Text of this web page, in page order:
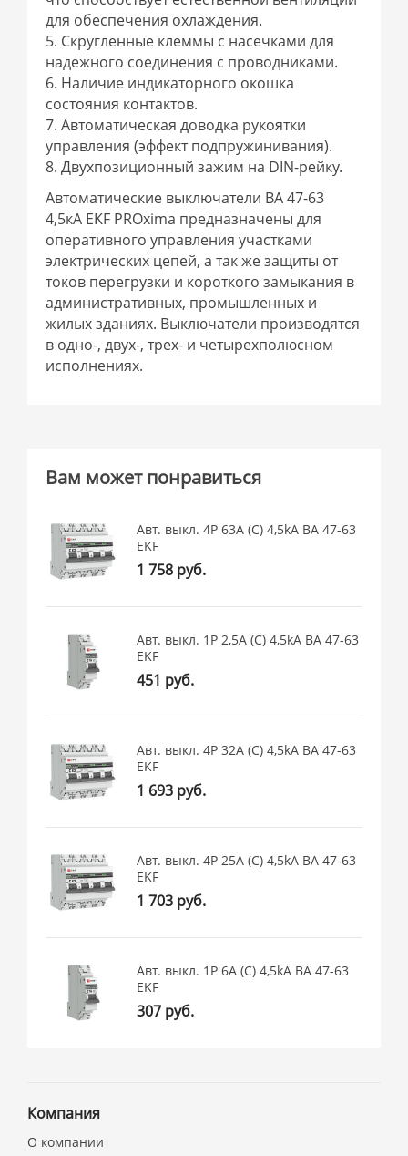
для обеспечения охлаждения.
5. Cкругленные клеммы с насечками для
надежного соединения с проводниками.
6. Наличие индикаторного окошка
состояния контактов.
7. Автоматическая доводка рукоятки
управления (эффект подпружинивания).
8. Двухпозиционный зажим на DIN-рейку.
Автоматические выключатели ВА 47-63
4,5кА EKF PROxima предназначены для
оперативного управления участками
электрических цепей, а так же защиты от
токов перегрузки и короткого замыкания в
административных, промышленных и
жилых зданиях. Выключатели производятся
в одно-, двух-, трех- и четырехполюсном
исполнениях.
Вам может понравиться
Авт. выкл. 4P 63А (C) 4,5kA ВА 47-63
EKF
1 758 руб.
Авт. выкл. 1P 2,5А (C) 4,5kA ВА 47-63
EKF
451 руб.
Авт. выкл. 4P 32А (C) 4,5kA ВА 47-63
EKF
1 693 руб.
Авт. выкл. 4P 25А (C) 4,5kA ВА 47-63
EKF
1 703 руб.
Авт. выкл. 1P 6А (C) 4,5kA ВА 47-63
EKF
307 руб.
Компания
О компании